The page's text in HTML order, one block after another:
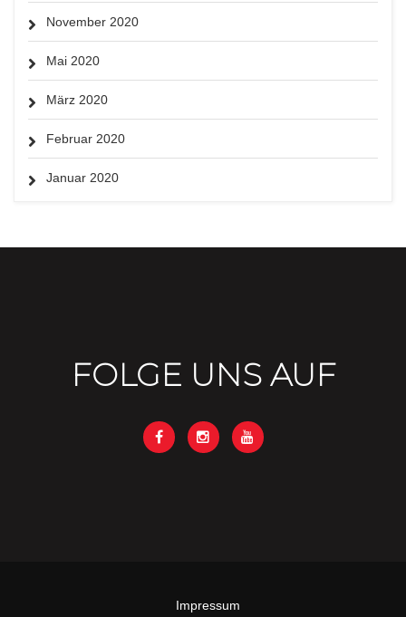
November 2020
Mai 2020
März 2020
Februar 2020
Januar 2020
FOLGE UNS AUF
Impressum